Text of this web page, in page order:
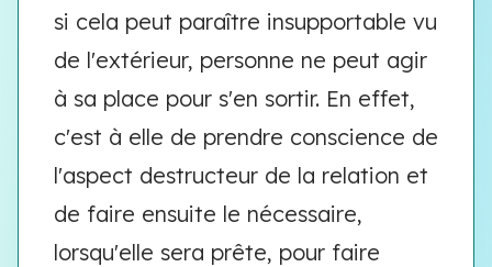
si cela peut paraître insupportable vu
de l'extérieur, personne ne peut agir
à sa place pour s'en sortir. En effet,
c'est à elle de prendre conscience de
l'aspect destructeur de la relation et
de faire ensuite le nécessaire,
lorsqu'elle sera prête, pour faire